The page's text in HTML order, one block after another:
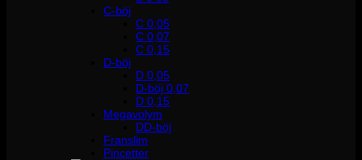
C-böj
C 0,05
C 0,07
C 0,15
D-böj
D 0,05
D-böj 0,07
D 0,15
Megavolym
DD-böj
Franslim
Pincetter